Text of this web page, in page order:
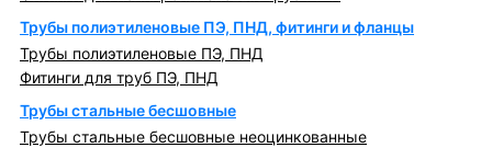
Трубы полиэтиленовые ПЭ, ПНД, фитинги и фланцы
Трубы полиэтиленовые ПЭ, ПНД
Фитинги для труб ПЭ, ПНД
Трубы стальные бесшовные
Трубы стальные бесшовные неоцинкованные